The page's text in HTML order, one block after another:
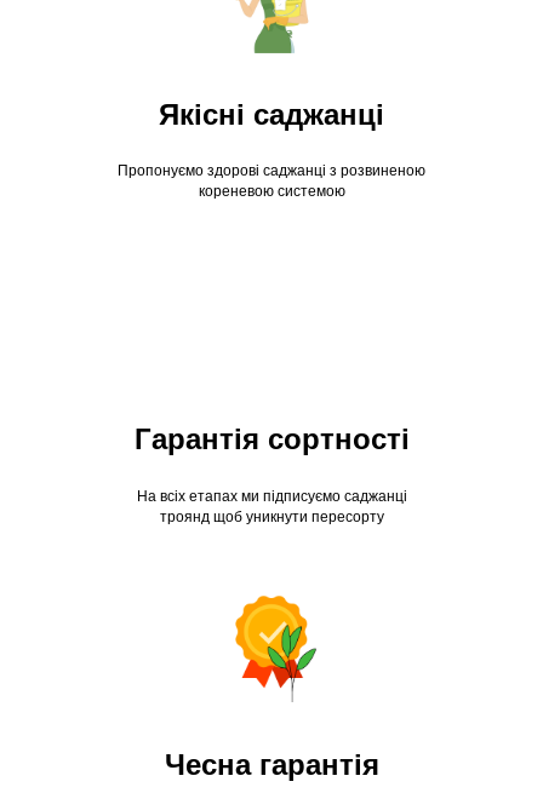
Пропонуємо здорові саджанці з розвиненою
кореневою системою
На всіх етапах ми підписуємо саджанці
троянд щоб уникнути пересорту
Якісні саджанці
Гарантія сортності
Чесна гарантія